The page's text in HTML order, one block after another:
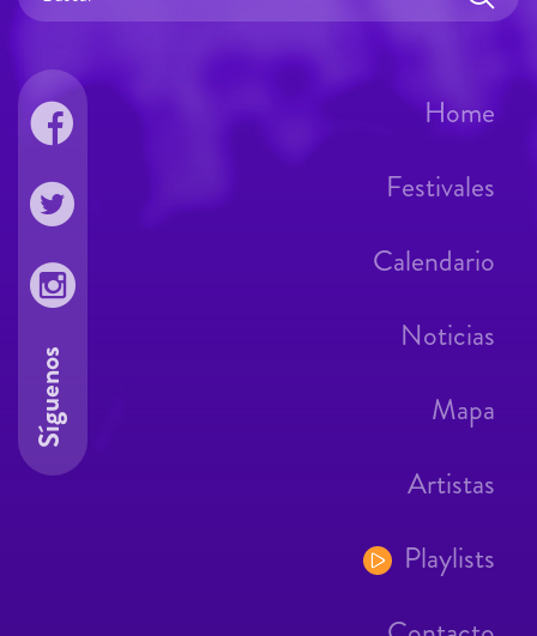
Home
Festivales
Calendario
Noticias
Mapa
Artistas
Playlists
Síguenos